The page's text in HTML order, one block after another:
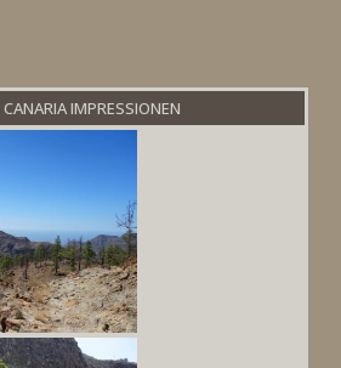
IMPRESSIONEN